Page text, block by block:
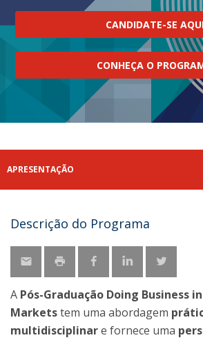
CANDIDATE-SE
CONHEÇA O
APRESENTAÇÃO
Descrição do Programa
A Pós-Graduação Doing Business
Marketstem uma abordagem
multidisciplinare fornece uma